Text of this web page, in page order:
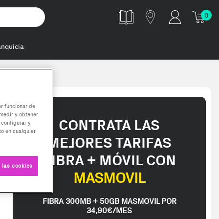
0
CONTRATA LAS
MEJORES TARIFAS
FIBRA + MÓVIL CON
MASMOVIL
FIBRA 300MB + 50GB MASMOVIL POR
34,90€/MES
funcionar de
y obtener
y
en cualquier
cookies